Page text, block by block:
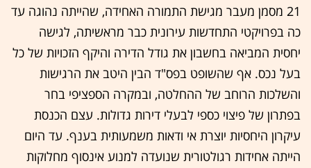
21 מסמן מעבר מגישת התמורה האחידה, שהייתה נהוגה עד
כה בפרויקטי התחדשות עירונית כבר מראשיתה, לגישה
יחסית המביאה בחשבון את גודל הדירה והיקף הזכויות של כל
בעל נכס. אף שהשופט בפס"ד הבין היטב את הרגישות
והשלכות הרוחב של ההחלטה, ובמקרה הספציפי בחר
בפתרון של פיצוי כספי לבעלי דירות גדולות. עצם הכנסת
עיקרון היחסיות יוצרת אי ודאות משמעותית בענף. עד היום
הייתה אחידות רגולטורית שנועדה למנוע אינסוף מחלוקות